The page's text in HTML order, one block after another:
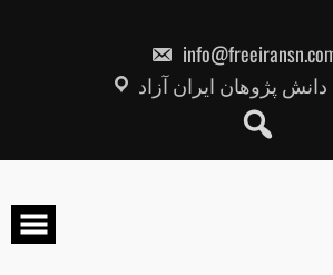
پژوهان ایران آزاد